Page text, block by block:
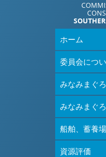
ホーム
委員会につ
みなみまぐ
みなみまぐ
船舶、蓄養
資源評価